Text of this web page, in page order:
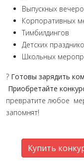
Выпускных
Корпоративных
Тимбилдингов
Детских
Школьных
? Готовы зарядить
Приобретайте
превратите любое
запомнят!
Купить